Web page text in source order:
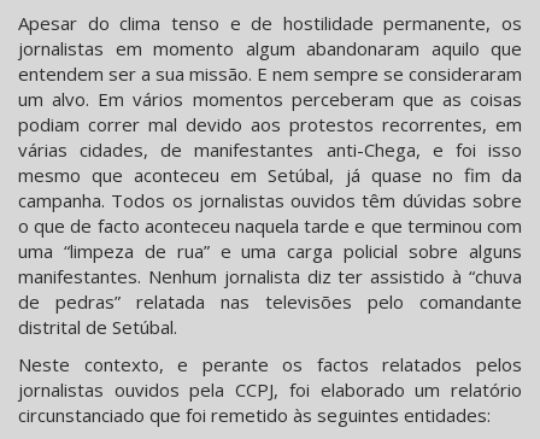
Apesar do clima tenso e de hostilidade permanente, os
jornalistas em momento algum abandonaram aquilo que
entendem ser a sua missão. E nem sempre se consideraram
um alvo. Em vários momentos perceberam que as coisas
podiam correr mal devido aos protestos recorrentes, em
várias cidades, de manifestantes anti-Chega, e foi isso
mesmo que aconteceu em Setúbal, já quase no fim da
campanha. Todos os jornalistas ouvidos têm dúvidas sobre
o que de facto aconteceu naquela tarde e que terminou com
uma “limpeza de rua” e uma carga policial sobre alguns
manifestantes. Nenhum jornalista diz ter assistido à “chuva
de pedras” relatada nas televisões pelo comandante
distrital de Setúbal.
Neste contexto, e perante os factos relatados pelos
jornalistas ouvidos pela CCPJ, foi elaborado um relatório
circunstanciado que foi remetido às seguintes entidades: